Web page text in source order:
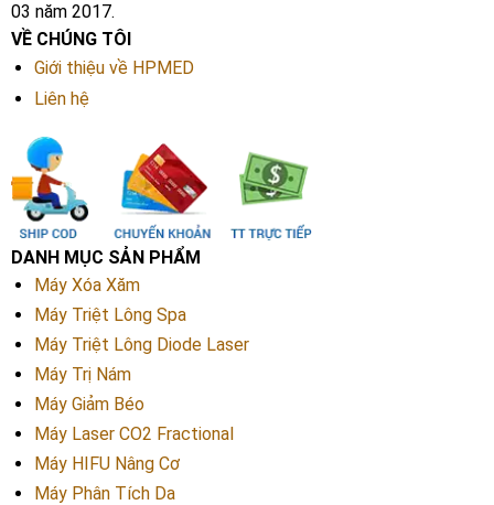
03 năm 2017.
VỀ CHÚNG TÔI
Giới thiệu về HPMED
Liên hệ
DANH MỤC SẢN PHẨM
Máy Xóa Xăm
Máy Triệt Lông Spa
Máy Triệt Lông Diode Laser
Máy Trị Nám
Máy Giảm Béo
Máy Laser CO2 Fractional
Máy HIFU Nâng Cơ
Máy Phân Tích Da